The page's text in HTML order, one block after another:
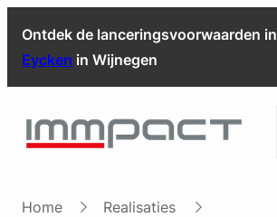
Ontdek de lanceringsvoorwaarden in
Eycken in Wijnegen
Home
Realisaties